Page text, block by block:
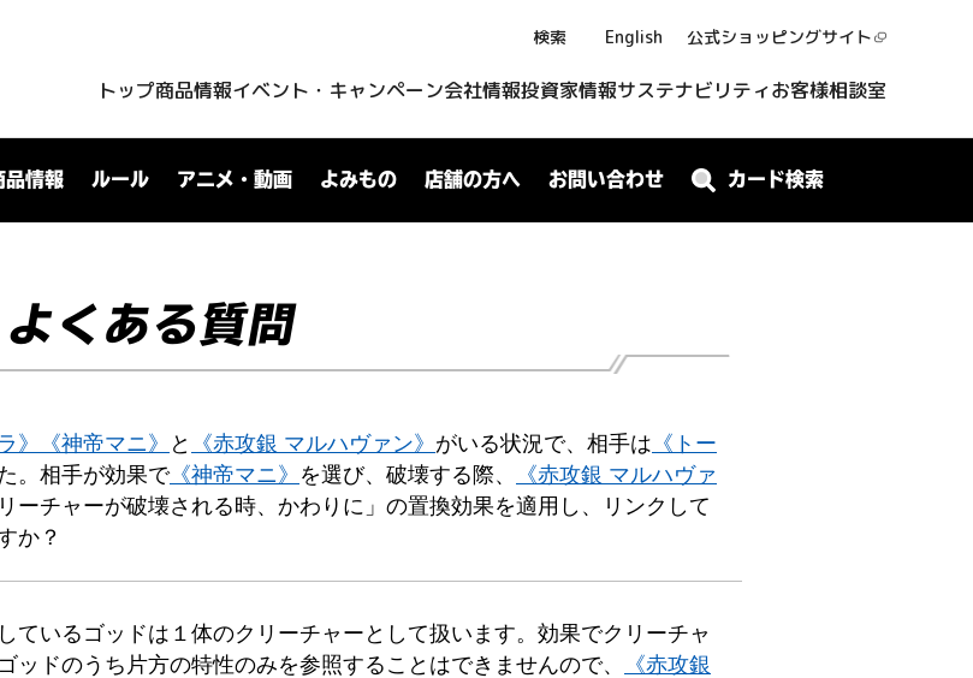
検索 English 公式ショッピングサイト
トップ商品情報イベント・キャンペーン会社情報投資家情報サステナビリティお客様相談室
品情報 ルール アニメ・動画 よみもの 店舗の方へ お問い合わせ カード検索
よくある質問
》 《神帝マニ》 と 《赤攻銀 マルハヴァン》 がいる状況で、相手は 《トー
。相手が効果で《神帝マニ》 を選び、破壊する際、
《赤攻銀 マルハヴァ
ーチャーが破壊される時、かわりに」の置換効果を適用し、リンクして
か？
ているゴッドは１体のクリーチャーとして扱います。効果でクリーチャ
ッドのうち片方の特性のみを参照することはできませんので、
《赤攻銀